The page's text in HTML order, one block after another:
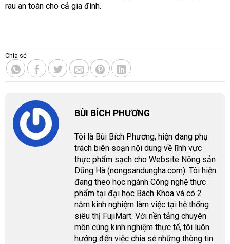
rau an toàn cho cả gia đình.
Chia sẻ
BÙI BÍCH PHƯƠNG
Tôi là Bùi Bích Phương, hiện đang phụ
trách biên soạn nội dung về lĩnh vực
thực phẩm sạch cho Website Nông sản
Dũng Hà (nongsandungha.com). Tôi hiện
đang theo học ngành Công nghệ thực
phẩm tại đại học Bách Khoa và có 2
năm kinh nghiệm làm việc tại hệ thống
siêu thị FujiMart. Với nền tảng chuyên
môn cùng kinh nghiệm thực tế, tôi luôn
hướng đến việc chia sẻ những thông tin